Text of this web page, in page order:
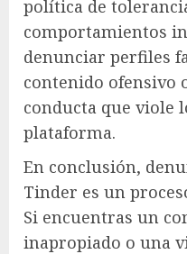
política de
comportamientos
denunciar perfiles
contenido ofensivo
conducta que viole
plataforma.
En conclusión,
Tinder es un
Si encuentras un
inapropiado o una